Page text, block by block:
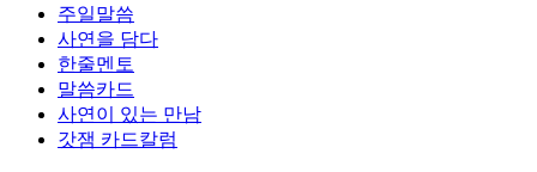
주일말씀
사연을 담다
한줄멘토
말씀카드
사연이 있는 만남
갓잼 카드칼럼